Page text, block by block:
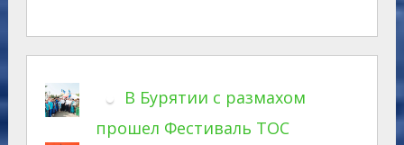
В Бурятии с размахом
прошел Фестиваль ТОС